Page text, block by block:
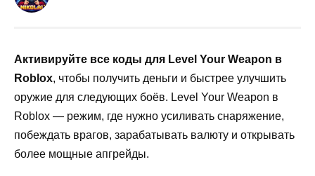
Активируйте все коды для Level Your Weapon в
Roblox, чтобы получить деньги и быстрее улучшить
оружие для следующих боёв. Level Your Weapon в
Roblox — режим, где нужно усиливать снаряжение,
побеждать врагов, зарабатывать валюту и открывать
более мощные апгрейды.